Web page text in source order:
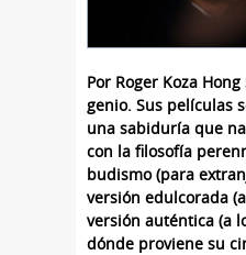
Por Roger Koza
genio. Sus películas
una sabiduría que
con la filosofía
budismo (para
versión edulcorada
versión auténtica (a
dónde proviene su